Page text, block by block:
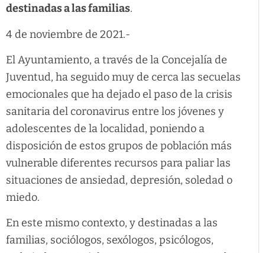
destinadas a las familias.
4 de noviembre de 2021.-
El Ayuntamiento, a través de la Concejalía de
Juventud, ha seguido muy de cerca las secuelas
emocionales que ha dejado el paso de la crisis
sanitaria del coronavirus entre los jóvenes y
adolescentes de la localidad, poniendo a
disposición de estos grupos de población más
vulnerable diferentes recursos para paliar las
situaciones de ansiedad, depresión, soledad o
miedo.
En este mismo contexto, y destinadas a las
familias, sociólogos, sexólogos, psicólogos,